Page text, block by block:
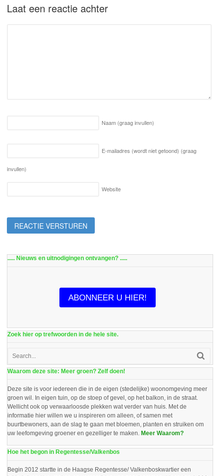
Laat een reactie achter
Naam (graag invullen)
E-mailadres (wordt niet getoond) (graag
invullen)
Website
..... Nieuws en uitnodigingen ontvangen? .....
ABONNEER U HIER!
Zoek hier op trefwoorden in de hele site.
Waarom deze site: Meer groen? Zelf doen!
Deze site is voor iedereen die in de eigen (stedelijke) woonomgeving meer
groen wil. In eigen tuin, op de stoep of gevel, op het balkon, in de straat.
Wellicht ook op verwaarloosde plekken wat verder van huis. Met de
informatie hier willen we u inspireren om alleen, of samen met
buurtbewoners, aan de slag te gaan met bloemen, planten en struiken om
uw leefomgeving groener en gezelliger te maken. Meer Waarom?
Hoe het begon in Regentesse/Valkenbos
Begin 2012 startte in de Haagse Regentesse/ Valkenboskwartier een